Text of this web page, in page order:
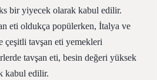
bir yiyecek olarak kabul edilir.
eti oldukça popülerken, İtalya ve
çeşitli tavşan eti yemekleri
tavşan eti, besin değeri yüksek
kabul edilir.